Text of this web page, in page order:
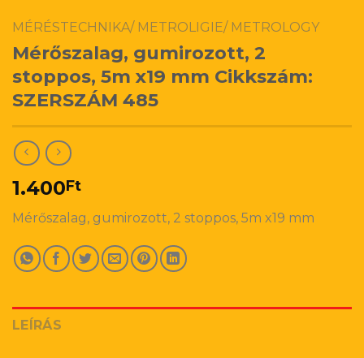
MÉRÉSTECHNIKA/ METROLIGIE/ METROLOGY
Mérőszalag, gumirozott, 2
stoppos, 5m x19 mm Cikkszám:
SZERSZÁM 485
1.400Ft
Mérőszalag, gumirozott, 2 stoppos, 5m x19 mm
LEÍRÁS